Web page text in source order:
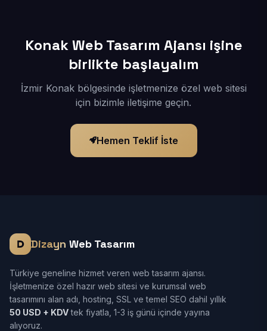
Konak Web Tasarım Ajansı işine
birlikte başlayalım
İzmir Konak bölgesinde işletmenize özel web sitesi
için bizimle iletişime geçin.
Hemen Teklif İste
Dizayn Web Tasarım
Türkiye geneline hizmet veren web tasarım ajansı.
İşletmenize özel hazır web sitesi ve kurumsal web
tasarımını alan adı, hosting, SSL ve temel SEO dahil yıllık
50 USD + KDVtek fiyatla, 1-3 iş günü içinde yayına
alıyoruz.